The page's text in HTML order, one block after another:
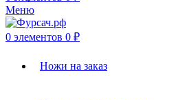
Меню
0 элементов 0 ₽
Ножи на заказ